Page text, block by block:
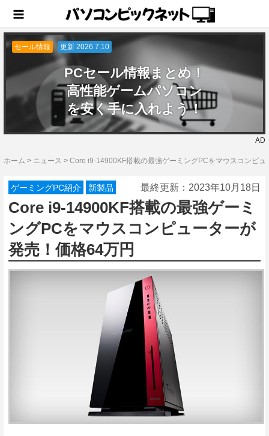
セール情報 更新 2026.7.10
PCセール情報まとめ！
高性能ゲームパソコン
を安く手に入れよう！
AD
ホーム > ニュース > Core i9-14900KF搭載の最強ゲーミングPCをマウスコンピュ
ゲーミングPC紹介 新製品 最終更新： 2023年10月18日
Core i9-14900KF搭載の最強ゲーミ
ングPCをマウスコンピューターが
発売！価格64万円